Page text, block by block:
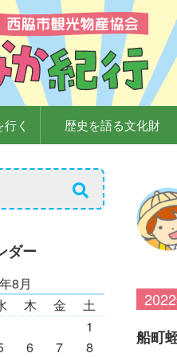
く 歴史を語る文化財
船町
ダー
8月
木 金
土
1
6 7
8